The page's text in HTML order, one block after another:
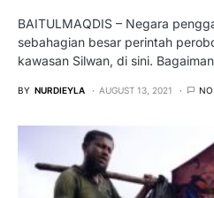
BAITULMAQDIS – Negara
sebahagian besar perintah
kawasan Silwan, di sini.
BY NURDIEYLA AUGUST 13, 2021